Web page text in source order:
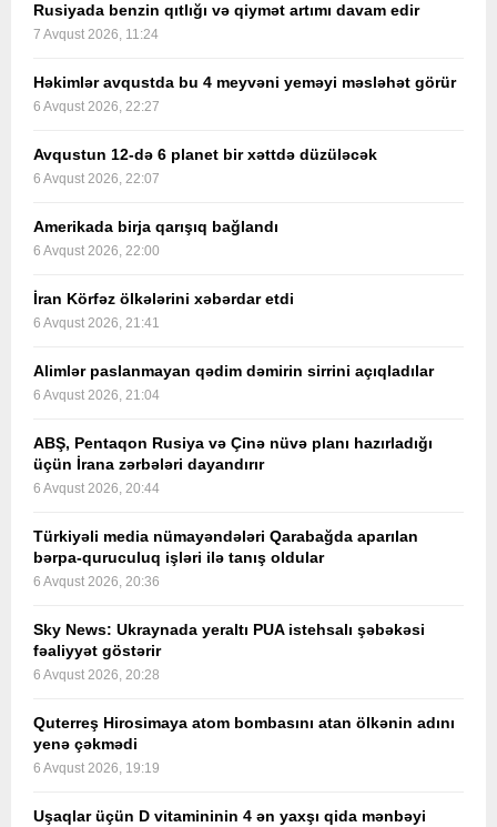
Rusiyada benzin qıtlığı və qiymət artımı davam edir
7 Avqust 2026, 11:24
Həkimlər avqustda bu 4 meyvəni yeməyi məsləhət görür
6 Avqust 2026, 22:27
Avqustun 12-də 6 planet bir xəttdə düzüləcək
6 Avqust 2026, 22:07
Amerikada birja qarışıq bağlandı
6 Avqust 2026, 22:00
İran Körfəz ölkələrini xəbərdar etdi
6 Avqust 2026, 21:41
Alimlər paslanmayan qədim dəmirin sirrini açıqladılar
6 Avqust 2026, 21:04
ABŞ, Pentaqon Rusiya və Çinə nüvə planı hazırladığı
üçün İrana zərbələri dayandırır
6 Avqust 2026, 20:44
Türkiyəli media nümayəndələri Qarabağda aparılan
bərpa-quruculuq işləri ilə tanış oldular
6 Avqust 2026, 20:36
Sky News: Ukraynada yeraltı PUA istehsalı şəbəkəsi
fəaliyyət göstərir
6 Avqust 2026, 20:28
Quterreş Hirosimaya atom bombasını atan ölkənin adını
yenə çəkmədi
6 Avqust 2026, 19:19
Uşaqlar üçün D vitamininin 4 ən yaxşı qida mənbəyi